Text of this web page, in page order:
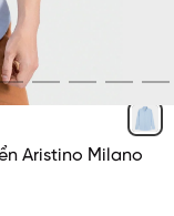
Aristino Milano